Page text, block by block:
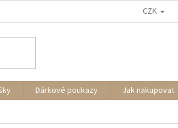
CZK
Dárkové poukazy Jak nakupovat